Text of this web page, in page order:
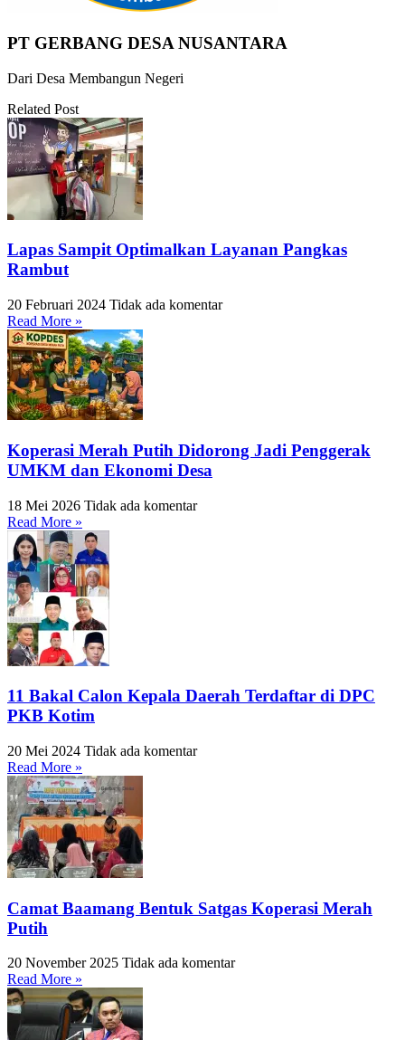
PT GERBANG DESA NUSANTARA
Dari Desa Membangun Negeri
Related Post
Lapas Sampit Optimalkan Layanan Pangkas
Rambut
20 Februari 2024 Tidak ada komentar
Read More »
Koperasi Merah Putih Didorong Jadi Penggerak
UMKM dan Ekonomi Desa
18 Mei 2026 Tidak ada komentar
Read More »
11 Bakal Calon Kepala Daerah Terdaftar di DPC
PKB Kotim
20 Mei 2024 Tidak ada komentar
Read More »
Camat Baamang Bentuk Satgas Koperasi Merah
Putih
20 November 2025 Tidak ada komentar
Read More »